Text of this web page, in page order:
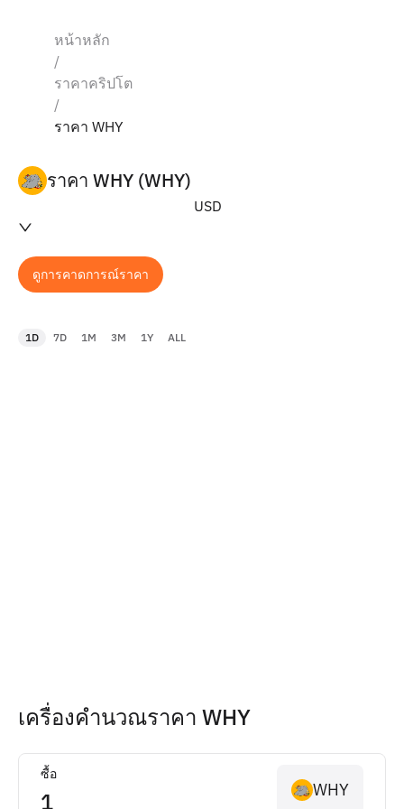
หน้าหลัก
/
ราคาคริปโต
/
ราคา WHY
ราคา WHY (WHY)
USD
ดูการคาดการณ์ราคา
1D 7D 1M 3M 1Y ALL
เครื่องคำนวณราคา WHY
ซื้อ
WHY